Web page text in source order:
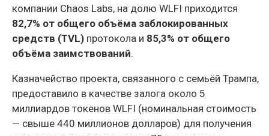
компании Chaos Labs, на долю WLFI приходится
82,7% от общего объёма заблокированных
средств (TVL) протокола и 85,3% от общего
объёма заимствований.
Казначейство проекта, связанного с семьёй Трампа,
предоставило в качестве залога около 5
миллиардов токенов WLFI (номинальная стоимость
— свыше 440 миллионов долларов) для получения